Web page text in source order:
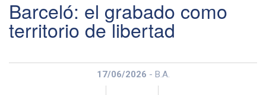
Barceló: el grabado como
territorio de libertad
17/06/2026 - B.A.